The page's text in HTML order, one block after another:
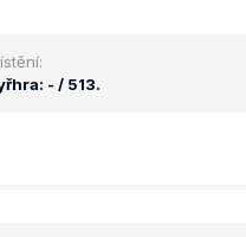
- / 513.